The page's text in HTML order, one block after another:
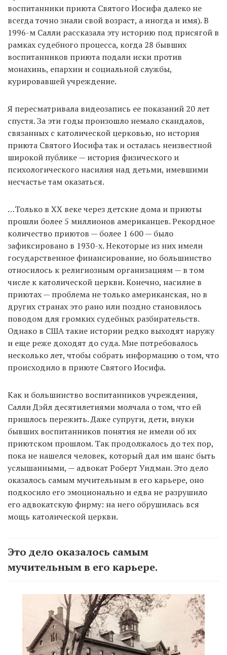
воспитанники приюта Святого Иосифа далеко не
всегда точно знали свой возраст, а иногда и имя). В
1996-м Салли рассказала эту историю под присягой в
рамках судебного процесса, когда 28 бывших
воспитанников приюта подали иски против
монахинь, епархии и социальной службы,
курировавшей учреждение.
Я пересматривала видеозапись ее показаний 20 лет
спустя. За эти годы произошло немало скандалов,
связанных с католической церковью, но история
приюта Святого Иосифа так и осталась неизвестной
широкой публике — история физического и
психологического насилия над детьми, имевшими
несчастье там оказаться.
…Только в XX веке через детские дома и приюты
прошли более 5 миллионов американцев. Рекордное
количество приютов — более 1 600 — было
зафиксировано в 1930-х. Некоторые из них имели
государственное финансирование, но большинство
относилось к религиозным организациям — в том
числе к католической церкви. Конечно, насилие в
приютах — проблема не только американская, но в
других странах это рано или поздно становилось
поводом для громких судебных разбирательств.
Однако в США такие истории редко выходят наружу
и еще реже доходят до суда. Мне потребовалось
несколько лет, чтобы собрать информацию о том, что
происходило в приюте Святого Иосифа.
Как и большинство воспитанников учреждения,
Салли Дэйл десятилетиями молчала о том, что ей
пришлось пережить. Даже супруги, дети, внуки
бывших воспитанников понятия не имели об их
приютском прошлом. Так продолжалось до тех пор,
пока не нашелся человек, который дал им шанс быть
услышанными, — адвокат Роберт Уидман. Это дело
оказалось самым мучительным в его карьере, оно
подкосило его эмоционально и едва не разрушило
его адвокатскую фирму: на него обрушилась вся
мощь католической церкви.
Это дело оказалось самым
мучительным в его карьере.